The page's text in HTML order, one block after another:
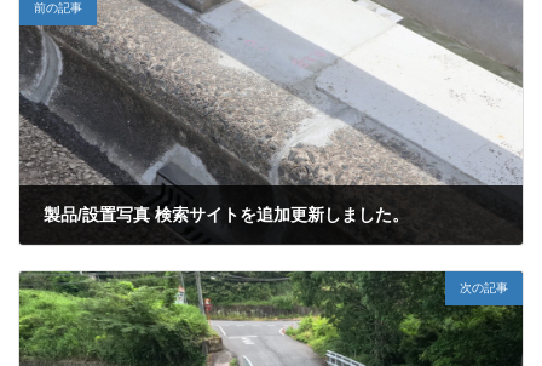
前の記事
製品/設置写真 検索サイトを追加更新しました。
次の記事